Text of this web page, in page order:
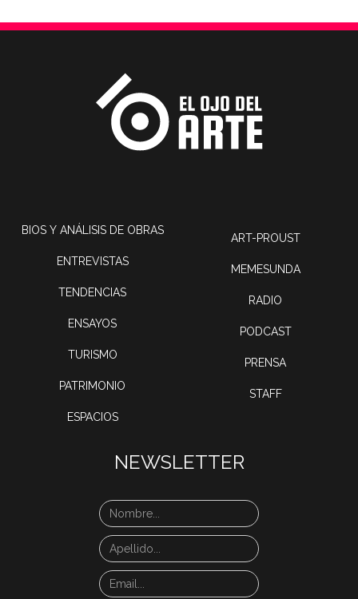
BIOS Y ANÁLISIS DE OBRAS
ENTREVISTAS
TENDENCIAS
ENSAYOS
TURISMO
PATRIMONIO
ESPACIOS
ART-PROUST
MEMESUNDA
RADIO
PODCAST
PRENSA
STAFF
NEWSLETTER